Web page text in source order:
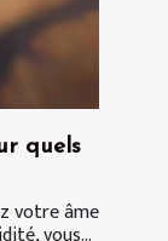
quels
votre âme